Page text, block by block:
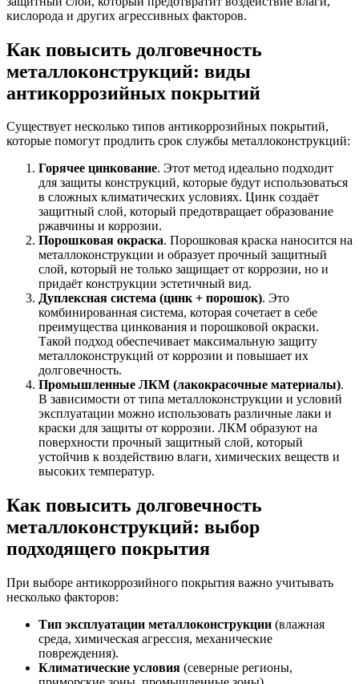
кислорода и других агрессивных факторов.
Как повысить долговечность
металлоконструкций: виды
антикоррозийных покрытий
Существует несколько типов антикоррозийных покрытий,
которые помогут продлить срок службы металлоконструкций:
Горячее цинкование. Этот метод идеально подходит
для защиты конструкций, которые будут использоваться
в сложных климатических условиях. Цинк создаёт
защитный слой, который предотвращает образование
ржавчины и коррозии.
Порошковая окраска. Порошковая краска наносится на
металлоконструкции и образует прочный защитный
слой, который не только защищает от коррозии, но и
придаёт конструкции эстетичный вид.
Дуплексная система (цинк + порошок). Это
комбинированная система, которая сочетает в себе
преимущества цинкования и порошковой окраски.
Такой подход обеспечивает максимальную защиту
металлоконструкций от коррозии и повышает их
долговечность.
Промышленные ЛКМ (лакокрасочные материалы).
В зависимости от типа металлоконструкции и условий
эксплуатации можно использовать различные лаки и
краски для защиты от коррозии. ЛКМ образуют на
поверхности прочный защитный слой, который
устойчив к воздействию влаги, химических веществ и
высоких температур.
Как повысить долговечность
металлоконструкций: выбор
подходящего покрытия
При выборе антикоррозийного покрытия важно учитывать
несколько факторов:
Тип эксплуатации металлоконструкции (влажная
среда, химическая агрессия, механические
повреждения).
Климатические условия (северные регионы,